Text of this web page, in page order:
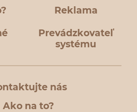
Reklama
Prevádzkovateľ
systému
nás
Ako na to?